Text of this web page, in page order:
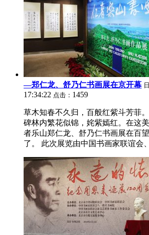
—郑仁龙、舒乃仁书画展在京开幕
17:34:22 点击： 1459
草木知春不久归，百般红紫斗芳菲
碑林内繁花似锦，姹紫嫣红。在这
者乐山郑仁龙、舒乃仁书画展在百
了。 此次展览由中国书画家联谊会